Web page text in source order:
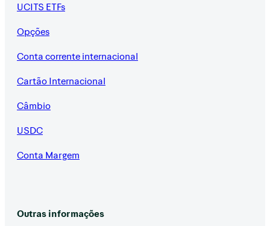
UCITS ETFs
Opções
Conta corrente internacional
Cartão Internacional
Câmbio
USDC
Conta Margem
Outras informações